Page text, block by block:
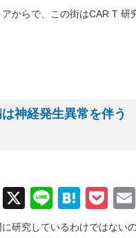
からで、この街はCAR T
神経発生異常を伴
Facebook
X Line
研究しているわけではない